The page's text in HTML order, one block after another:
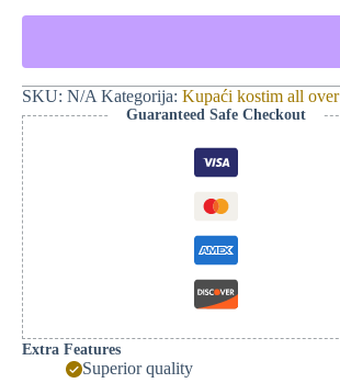
-
SKU: N/A Kategorija: Kupaći kostim all over
Guaranteed Safe Checkout
Extra Features
Superior quality